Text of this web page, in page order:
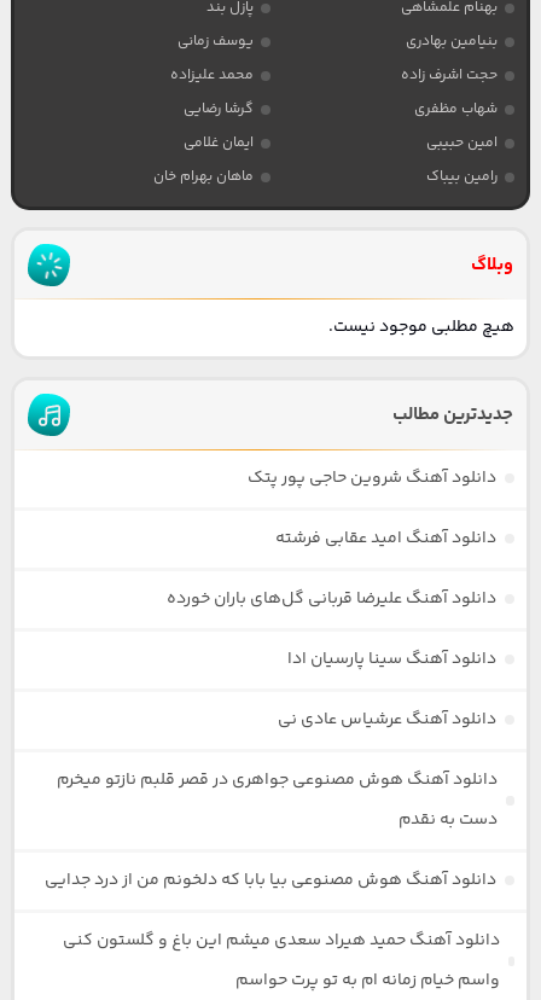
بهنام علمشاهی
پازل بند
بنیامین بهادری
یوسف زمانی
حجت اشرف زاده
محمد علیزاده
شهاب مظفری
گرشا رضایی
امین حبیبی
ایمان غلامی
رامین بیباک
ماهان بهرام خان
وبلاگ
هیچ مطلبی موجود نیست.
جدیدترین مطالب
دانلود آهنگ شروین حاجی پور پتک
دانلود آهنگ امید عقابی فرشته
دانلود آهنگ علیرضا قربانی گل‌های باران خورده
دانلود آهنگ سینا پارسیان ادا
دانلود آهنگ عرشیاس عادی نی
دانلود آهنگ هوش مصنوعی جواهری در قصر قلبم نازتو میخرم
دست به نقدم
دانلود آهنگ هوش مصنوعی بیا بابا که دلخونم من از درد جدایی
دانلود آهنگ حمید هیراد سعدی میشم این باغ و گلستون کنی
واسم خیام زمانه ام به تو پرت حواسم